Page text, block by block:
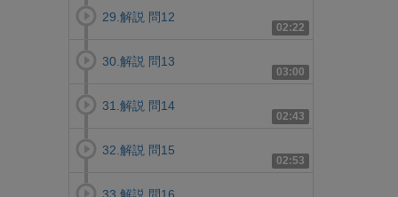
02:22
29.解説 問12
03:00
30.解説 問13
02:43
31.解説 問14
02:53
32.解説 問15